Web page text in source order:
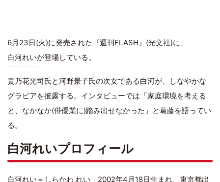
6月23日(火)に発売された『週刊FLASH』(光文社)に、
白河れいが登場している。
貴乃花光司氏と河野景子氏の次女である白河が、しなやかな
グラビアを披露する。インタビューでは「家庭環境を考える
と、なかなか(俳優業に)踏み出せなかった」と葛藤を語ってい
る。
白河れいプロフィール
白河れい＝しらかわ れい｜2002年4月18日生まれ、東京都出